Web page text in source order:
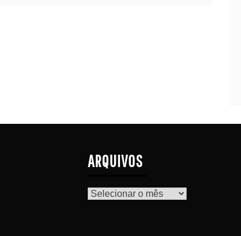
ARQUIVOS
Arquivos